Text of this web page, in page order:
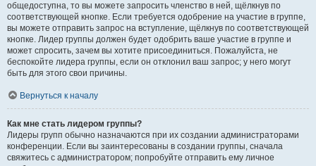
общедоступна, то вы можете запросить членство в ней, щёлкнув по
соответствующей кнопке. Если требуется одобрение на участие в группе,
вы можете отправить запрос на вступление, щёлкнув по соответствующей
кнопке. Лидер группы должен будет одобрить ваше участие в группе и
может спросить, зачем вы хотите присоединиться. Пожалуйста, не
беспокойте лидера группы, если он отклонил ваш запрос; у него могут
быть для этого свои причины.
Вернуться к началу
Как мне стать лидером группы?
Лидеры групп обычно назначаются при их создании администраторами
конференции. Если вы заинтересованы в создании группы, сначала
свяжитесь с администратором; попробуйте отправить ему личное